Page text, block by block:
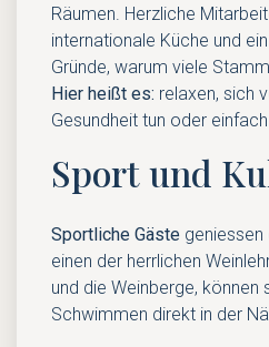
Räumen. Herzliche
internationale Küche und
Gründe, warum viele
Hier heißt es: relaxen, sich
Gesundheit tun oder
Sport und
Sportliche Gäste geniessen
einen der herrlichen
und die Weinberge, können
Schwimmen direkt in der